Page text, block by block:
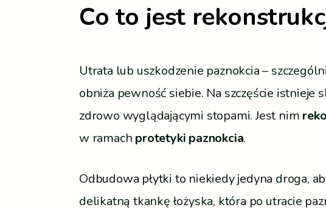
Co to jest
Utrata lub uszkodzenie paznokcia –
obniża pewność siebie. Na szczęście istnieje
zdrowo wyglądającymi stopami. Jest nim
w ramach protetyki paznokcia.
Odbudowa płytki to niekiedy jedyna droga,
delikatną tkankę łożyska, która po utracie